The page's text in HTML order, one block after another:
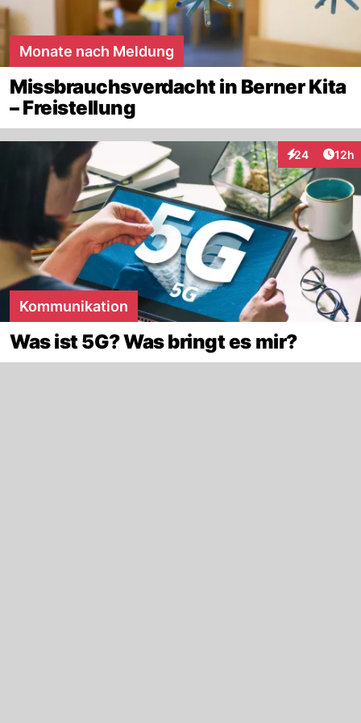
Monate nach Meldung
Missbrauchsverdacht in Berner Kita
– Freistellung
24
Interaktionen
12h
Kommunikation
Was ist 5G? Was bringt es mir?